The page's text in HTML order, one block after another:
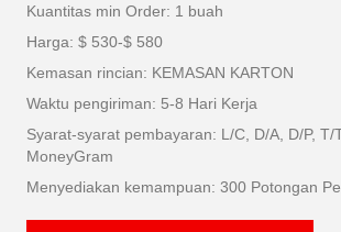
Kuantitas min Order: 1 buah
Harga: $ 530-$ 580
Kemasan rincian: KEMASAN KARTON
Waktu pengiriman: 5-8 Hari Kerja
Syarat-syarat pembayaran: L/C, D/A, D/P, T/
MoneyGram
Menyediakan kemampuan: 300 Potongan